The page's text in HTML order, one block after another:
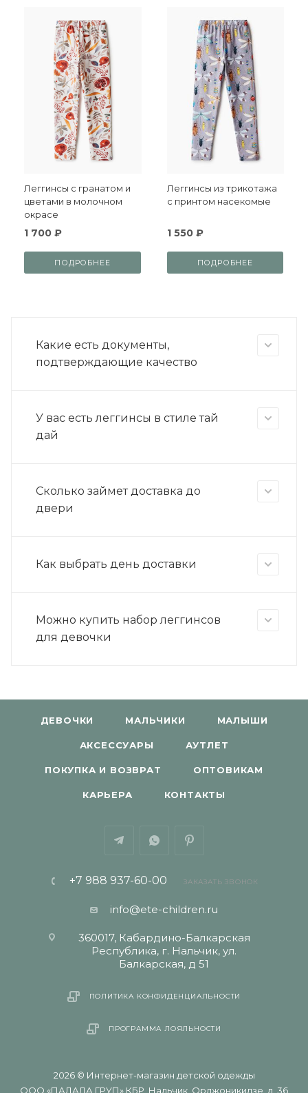
Леггинсы с гранатом и
цветами в молочном
окрасе
1 700 ₽
ПОДРОБНЕЕ
Леггинсы из трикотажа
с принтом насекомые
1 550 ₽
ПОДРОБНЕЕ
Какие есть документы,
подтверждающие качество
У вас есть леггинсы в стиле тай
дай
Сколько займет доставка до
двери
Как выбрать день доставки
Можно купить набор леггинсов
для девочки
ДЕВОЧКИ МАЛЬЧИКИ МАЛЫШИ
АКСЕССУАРЫ АУТЛЕТ
ПОКУПКА И ВОЗВРАТ ОПТОВИКАМ
КАРЬЕРА КОНТАКТЫ
+7 988 937-60-00 ЗАКАЗАТЬ ЗВОНОК
info@ete-children.ru
360017, Кабардино-Балкарская
Республика, г. Нальчик, ул.
Балкарская, д 51
ПОЛИТИКА КОНФИДЕНЦИАЛЬНОСТИ
ПРОГРАММА ЛОЯЛЬНОСТИ
2026 © Интернет-магазин детской одежды
ООО «ПАЛАДА ГРУП» КБР, Нальчик, Орджоникидзе, д. 36